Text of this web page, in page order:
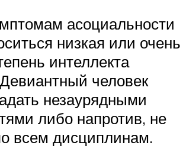
асоциальности
низкая или очень
интеллекта
человек
незаурядными
либо напротив, не
всем дисциплинам.